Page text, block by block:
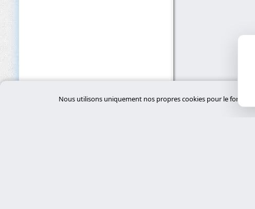
Nous utilisons uniquement nos propres cookies pour le